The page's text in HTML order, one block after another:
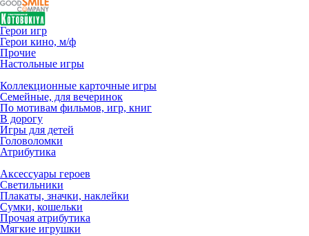
Герои игр
Герои кино, м/ф
Прочие
Настольные игры
Коллекционные карточные игры
Семейные, для вечеринок
По мотивам фильмов, игр, книг
В дорогу
Игры для детей
Головоломки
Атрибутика
Аксессуары героев
Светильники
Плакаты, значки, наклейки
Сумки, кошельки
Прочая атрибутика
Мягкие игрушки